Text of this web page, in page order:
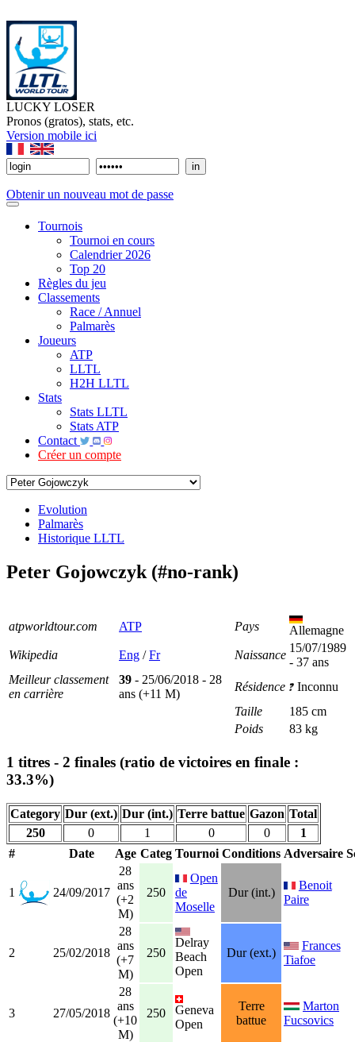
LUCKY LOSER
Pronos (gratos), stats, etc.
Version mobile ici
Obtenir un nouveau mot de passe
Tournois
Tournoi en cours
Calendrier 2026
Top 20
Règles du jeu
Classements
Race / Annuel
Palmarès
Joueurs
ATP
LLTL
H2H LLTL
Stats
Stats LLTL
Stats ATP
Contact
Créer un compte
Evolution
Palmarès
Historique LLTL
Peter Gojowczyk (#no-rank)
atpworldtour.com ATP Pays
Allemagne
Wikipedia
Eng /Fr Naissance
15/07/1989
- 37 ans
Meilleur classement
en carrière
39 - 25/06/2018 - 28
ans (+11 M)
Résidence
Inconnu
Taille
185 cm
Poids
83 kg
1 titres - 2 finales (ratio de victoires en finale :
33.3%)
Category Dur (ext.) Dur (int.) Terre battue Gazon Total
250
0 1 0 0
1
#
Date Age Categ Tournoi Conditions Adversaire
1 24/09/2017
28
ans
(+2
M)
250
Open
de
Moselle
Dur (int.)
Benoit
Paire
2 25/02/2018
28
ans
(+7
M)
250
Delray
Beach
Open
Dur (ext.)
Frances
Tiafoe
3 27/05/2018
28
ans
(+10
M)
250
Geneva
Open
Terre
battue
Marton
Fucsovics